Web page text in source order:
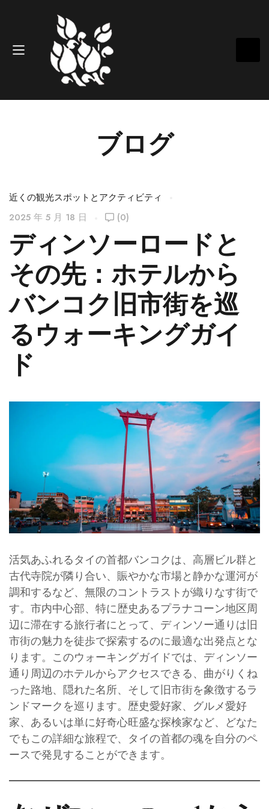
ブログ
近くの観光スポットとアクティビティ
2025 年 5 月 18 日
(0)
ディンソーロードと
その先：ホテルから
バンコク旧市街を巡
るウォーキングガイ
ド
活気あふれるタイの首都バンコクは、高層ビル群と
古代寺院が隣り合い、賑やかな市場と静かな運河が
調和するなど、無限のコントラストが織りなす街で
す。市内中心部、特に歴史あるプラナコーン地区周
辺に滞在する旅行者にとって、ディンソー通りは旧
市街の魅力を徒歩で探索するのに最適な出発点とな
ります。このウォーキングガイドでは、ディンソー
通り周辺のホテルからアクセスできる、曲がりくね
った路地、隠れた名所、そして旧市街を象徴するラ
ンドマークを巡ります。歴史愛好家、グルメ愛好
家、あるいは単に好奇心旺盛な探検家など、どなた
でもこの詳細な旅程で、タイの首都の魂を自分のペ
ースで発見することができます。